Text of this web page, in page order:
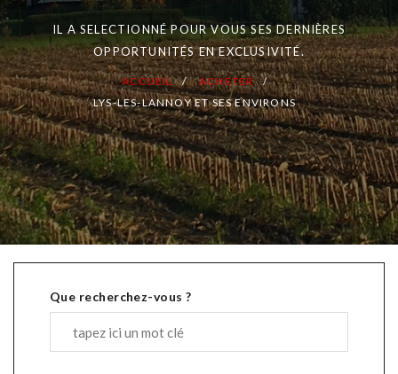
IL A SELECTIONNÉ POUR VOUS SES DERNIÈRES
OPPORTUNITÉS EN EXCLUSIVITÉ.
ACCUEIL
ACHETER
LYS-LES-LANNOY ET SES ENVIRONS
Que recherchez-vous ?